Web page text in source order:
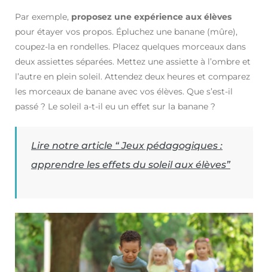
Par exemple, proposez une expérience aux élèves
pour étayer vos propos. Épluchez une banane (mûre),
coupez-la en rondelles. Placez quelques morceaux dans
deux assiettes séparées. Mettez une assiette à l’ombre et
l’autre en plein soleil. Attendez deux heures et comparez
les morceaux de banane avec vos élèves. Que s’est-il
passé ? Le soleil a-t-il eu un effet sur la banane ?
Lire notre article “ Jeux pédagogiques :
apprendre les effets du soleil aux élèves”